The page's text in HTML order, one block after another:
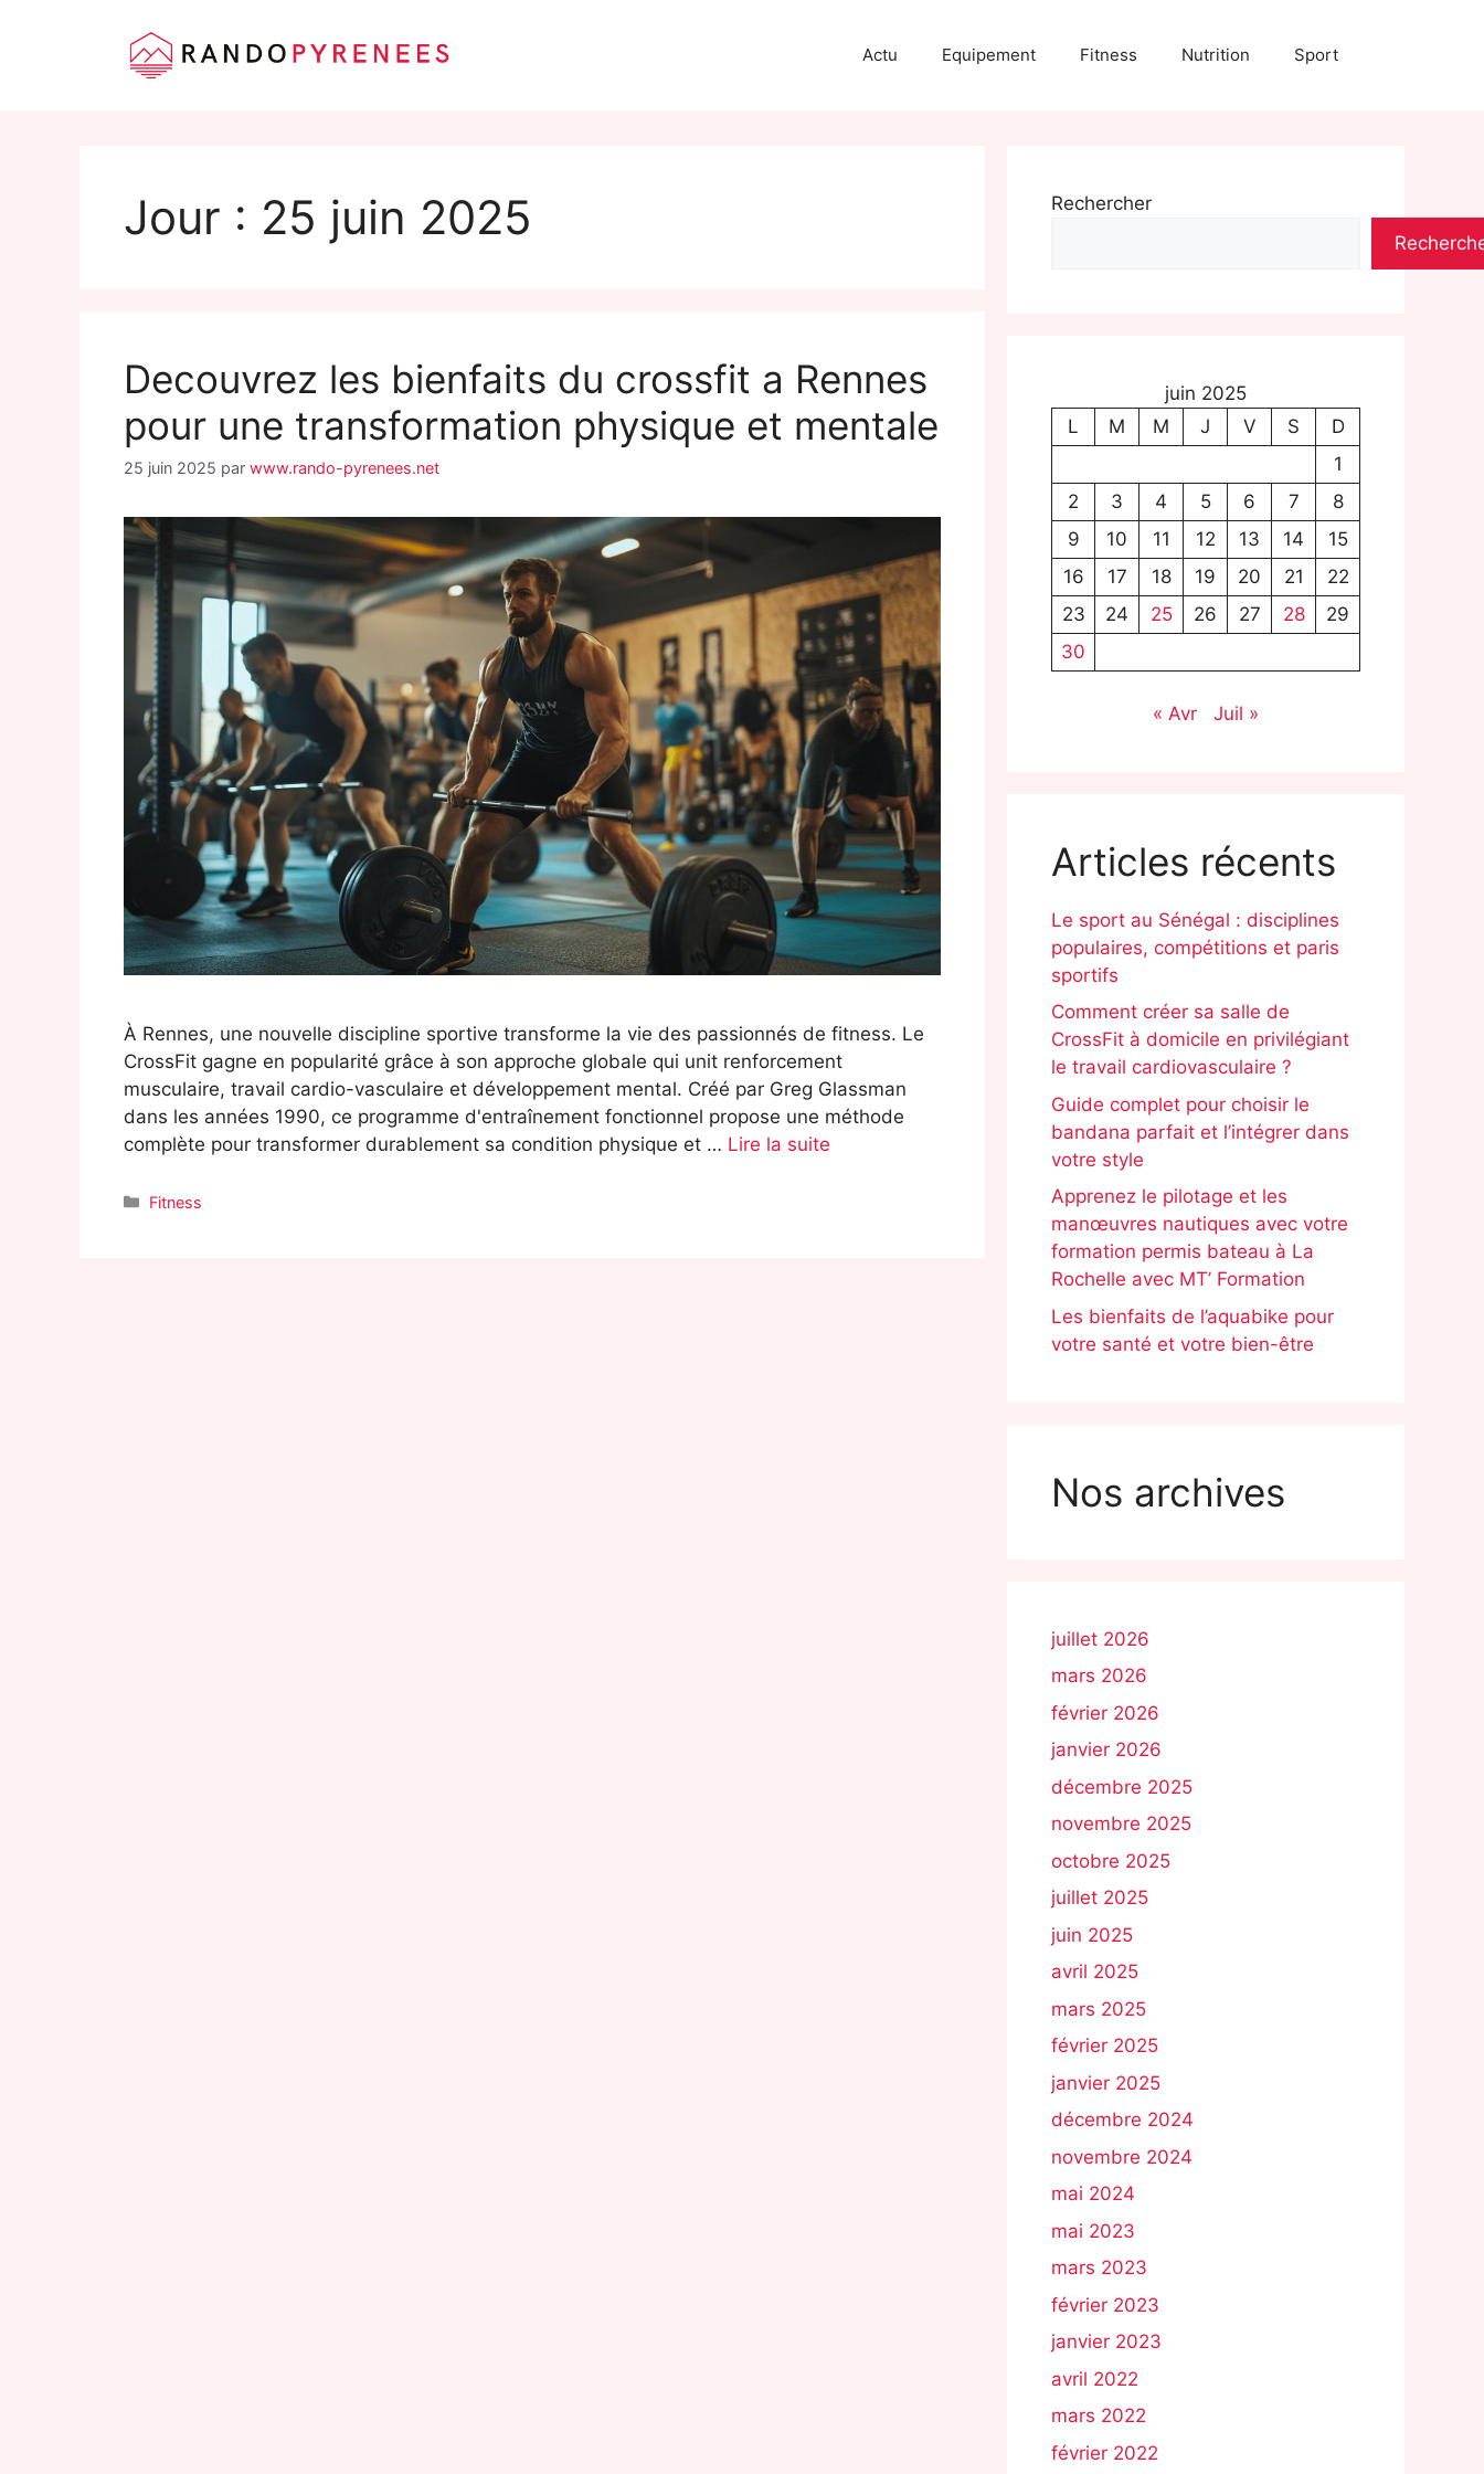
Actu Equipement Fitness Nutrition Sport
Jour : 25 juin 2025
Decouvrez les bienfaits du crossfit a Rennes
pour une transformation physique et mentale
25 juin 2025 par www.rando-pyrenees.net
À Rennes, une nouvelle discipline sportive transforme la vie des passionnés de fitness. Le
CrossFit gagne en popularité grâce à son approche globale qui unit renforcement
musculaire, travail cardio-vasculaire et développement mental. Créé par Greg Glassman
dans les années 1990, ce programme d'entraînement fonctionnel propose une méthode
complète pour transformer durablement sa condition physique et … Lire la suite
Catégories
Fitness
Rechercher
juin 2025
L
M M J V S
D
1
2
3 4 5 6 7
8
9
10 11 12 13 14
15
16
17 18 19 20 21
22
23
24 25 26 27 28
29
30
« Avr Juil »
Articles récents
Le sport au Sénégal : disciplines
populaires, compétitions et paris
sportifs
Comment créer sa salle de
CrossFit à domicile en privilégiant
le travail cardiovasculaire ?
Guide complet pour choisir le
bandana parfait et l’intégrer dans
votre style
Apprenez le pilotage et les
manœuvres nautiques avec votre
formation permis bateau à La
Rochelle avec MT’ Formation
Les bienfaits de l’aquabike pour
votre santé et votre bien-être
Nos archives
juillet 2026
mars 2026
février 2026
janvier 2026
décembre 2025
novembre 2025
octobre 2025
juillet 2025
juin 2025
avril 2025
mars 2025
février 2025
janvier 2025
décembre 2024
novembre 2024
mai 2024
mai 2023
mars 2023
février 2023
janvier 2023
avril 2022
mars 2022
février 2022